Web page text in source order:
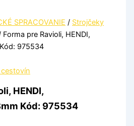
SPRACOVANIE / Strojčeky
Forma pre Ravioli, HENDI,
975534
HENDI,
Kód: 975534